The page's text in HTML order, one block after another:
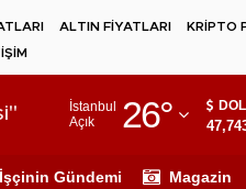
ALTIN FİYATLARI KRİPTO
İstanbul
Açık
26°
Adıyaman
İşçinin Gündemi Magazin